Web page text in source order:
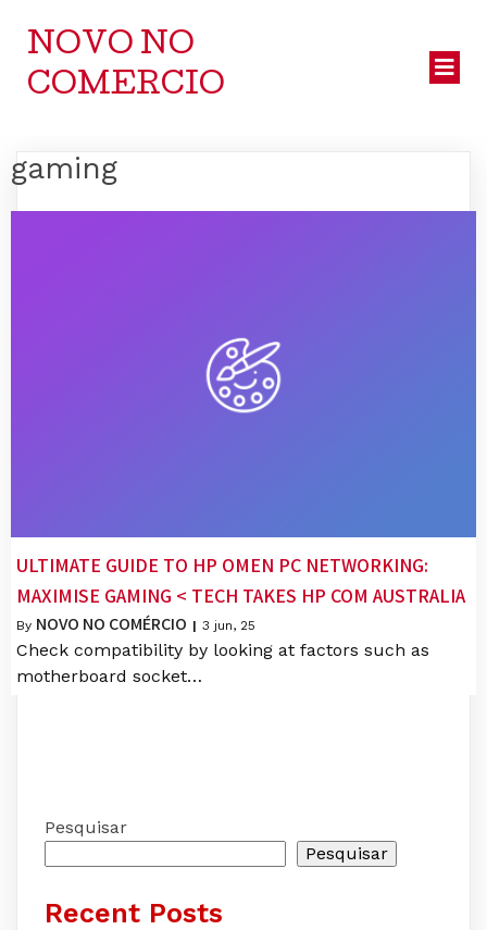
NOVO NO
COMERCIO
gaming
ULTIMATE GUIDE TO HP OMEN PC NETWORKING:
MAXIMISE GAMING < TECH TAKES HP COM AUSTRALIA
By NOVO NO COMÉRCIO | 3 jun, 25
Check compatibility by looking at factors such as
motherboard socket…
Pesquisar
Pesquisar
Recent Posts